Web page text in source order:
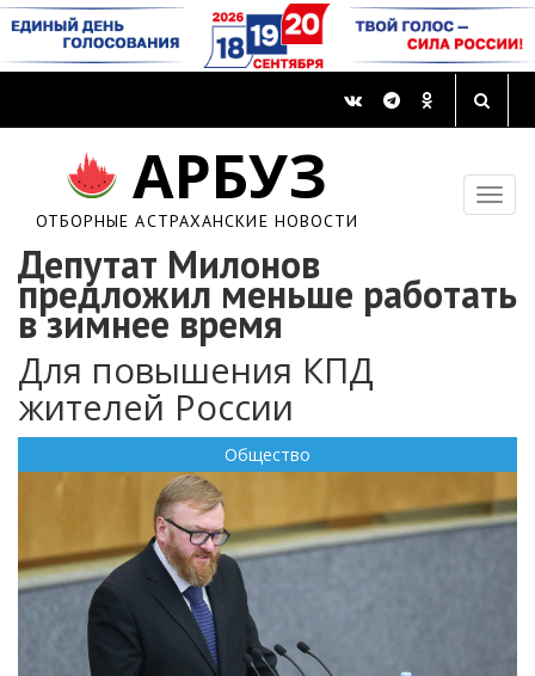
АРБУЗ
ОТБОРНЫЕ АСТРАХАНСКИЕ НОВОСТИ
Депутат Милонов
предложил меньше работать
в зимнее время
Для повышения КПД
жителей России
Общество